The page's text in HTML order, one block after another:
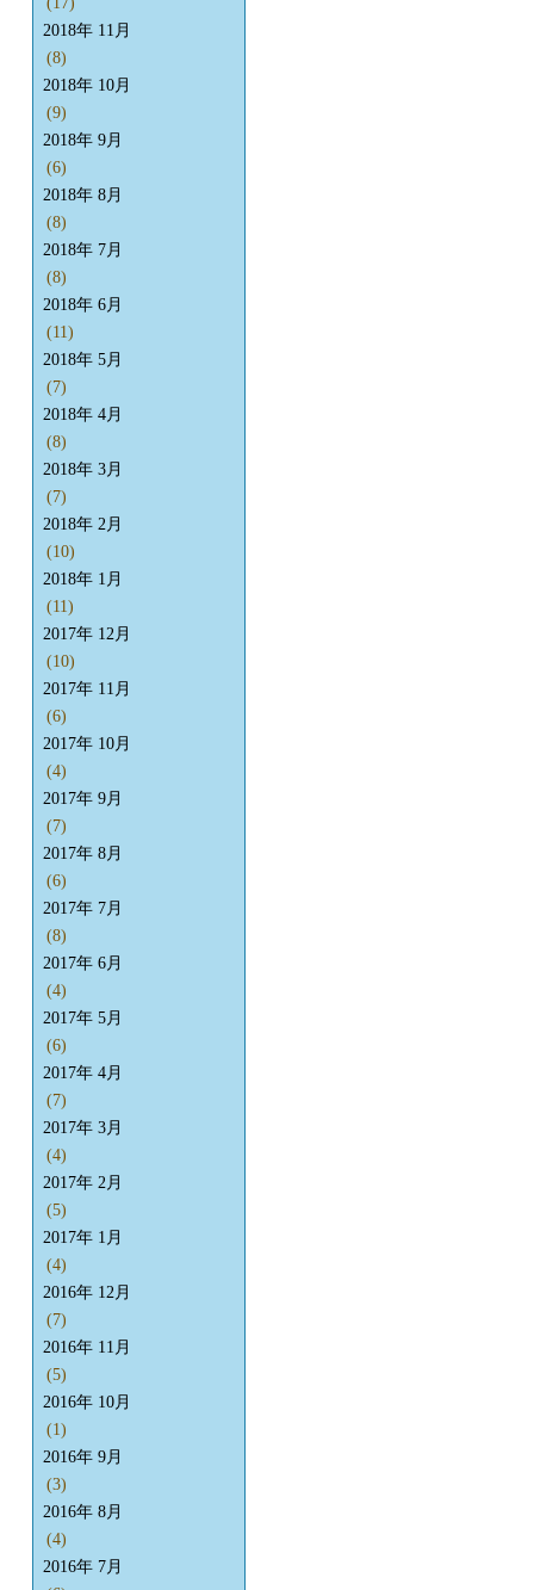
2018年 11月
(8)
2018年 10月
(9)
2018年 9月
(6)
2018年 8月
(8)
2018年 7月
(8)
2018年 6月
(11)
2018年 5月
(7)
2018年 4月
(8)
2018年 3月
(7)
2018年 2月
(10)
2018年 1月
(11)
2017年 12月
(10)
2017年 11月
(6)
2017年 10月
(4)
2017年 9月
(7)
2017年 8月
(6)
2017年 7月
(8)
2017年 6月
(4)
2017年 5月
(6)
2017年 4月
(7)
2017年 3月
(4)
2017年 2月
(5)
2017年 1月
(4)
2016年 12月
(7)
2016年 11月
(5)
2016年 10月
(1)
2016年 9月
(3)
2016年 8月
(4)
2016年 7月